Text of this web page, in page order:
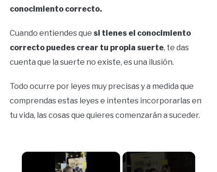
conocimiento correcto.
Cuando entiendes que si tienes el conocimiento
correcto puedes crear tu propia suerte, te das
cuenta que la suerte no existe, es una ilusión.
Todo ocurre por leyes muy precisas y a medida que
comprendas estas leyes e intentes incorporarlas en
tu vida, las cosas que quieres comenzarán a suceder.
×